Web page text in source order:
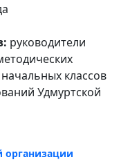
руководители
классов
Удмуртской
организации